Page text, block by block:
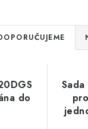
do